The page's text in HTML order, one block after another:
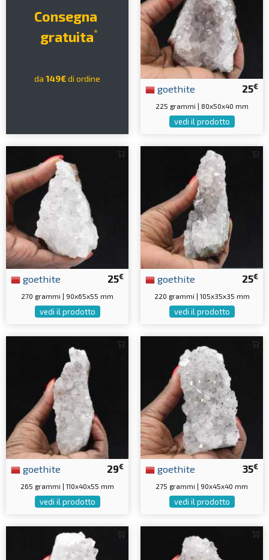
Consegna
gratuita*
da 149€di ordine
25€
goethite
225 grammi | 80x50x40 mm
vedi il prodotto
25€
goethite
270 grammi | 90x65x55 mm
vedi il prodotto
25€
goethite
220 grammi | 105x35x35 mm
vedi il prodotto
29€
goethite
265 grammi | 110x40x55 mm
vedi il prodotto
35€
goethite
275 grammi | 90x45x40 mm
vedi il prodotto